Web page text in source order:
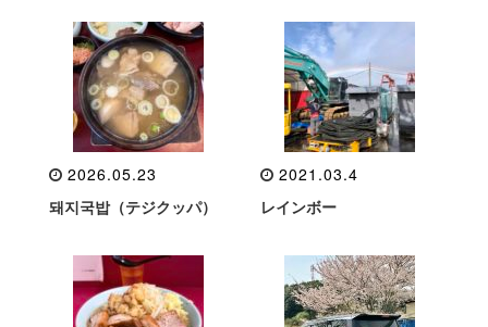
2026.05.23
돼지국밥（テジクッパ）
2021.03.4
レインボー